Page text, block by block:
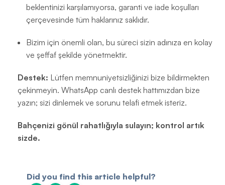
beklentinizi karşılamıyorsa, garanti ve iade koşulları
çerçevesinde tüm haklarınız saklıdır.
Bizim için önemli olan, bu süreci sizin adınıza en kolay
ve şeffaf şekilde yönetmektir.
Destek: Lütfen memnuniyetsizliğinizi bize bildirmekten
çekinmeyin. WhatsApp canlı destek hattımızdan bize
yazın; sizi dinlemek ve sorunu telafi etmek isteriz.
Bahçenizi gönül rahatlığıyla sulayın; kontrol artık
sizde.
Did you find this article helpful?